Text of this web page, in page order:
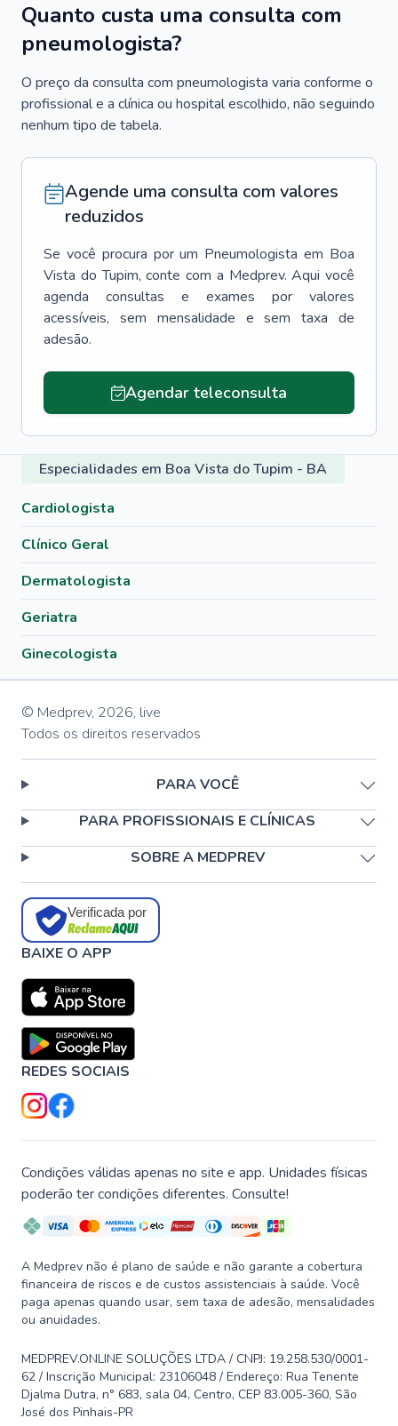
Quanto custa uma consulta com
pneumologista?
O preço da consulta com pneumologista varia conforme o
profissional e a clínica ou hospital escolhido, não seguindo
nenhum tipo de tabela.
Agende uma consulta com valores
reduzidos
Se você procura por um Pneumologista em Boa
Vista do Tupim, conte com a Medprev. Aqui você
agenda consultas e exames por valores
acessíveis, sem mensalidade e sem taxa de
adesão.
Agendar teleconsulta
Especialidades em Boa Vista do Tupim - BA
Cardiologista
Clínico Geral
Dermatologista
Geriatra
Ginecologista
© Medprev, 2026, live
Todos os direitos reservados
PARA VOCÊ
PARA PROFISSIONAIS E CLÍNICAS
SOBRE A MEDPREV
Verificada por
BAIXE O APP
REDES SOCIAIS
Condições válidas apenas no site e app. Unidades físicas
poderão ter condições diferentes. Consulte!
A Medprev não é plano de saúde e não garante a cobertura
financeira de riscos e de custos assistenciais à saúde. Você
paga apenas quando usar, sem taxa de adesão, mensalidades
ou anuidades.
MEDPREV.ONLINE SOLUÇÕES LTDA / CNPJ: 19.258.530/0001-
62 / Inscrição Municipal: 23106048 / Endereço: Rua Tenente
Djalma Dutra, n° 683, sala 04, Centro, CEP 83.005-360, São
José dos Pinhais-PR